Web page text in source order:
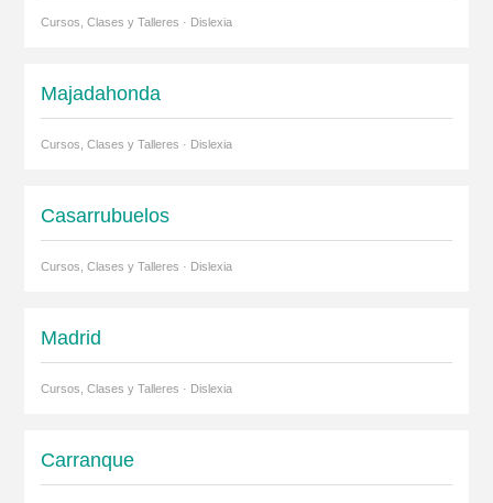
Cursos, Clases y Talleres · Dislexia
Majadahonda
Cursos, Clases y Talleres · Dislexia
Casarrubuelos
Cursos, Clases y Talleres · Dislexia
Madrid
Cursos, Clases y Talleres · Dislexia
Carranque